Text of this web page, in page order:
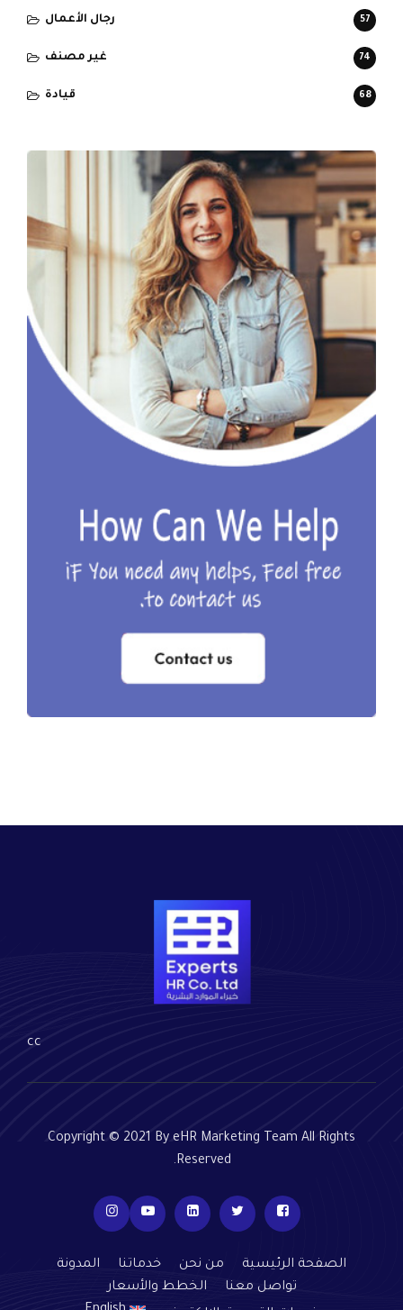
رجال الأعمال 57
غير مصنف 74
قيادة 68
cc
Copyright © 2021 By eHR Marketing Team All Rights
Reserved.
الصفحة الرئيسية من نحن خدماتنا
المدونة
تواصل معنا
الخطط والأسعار